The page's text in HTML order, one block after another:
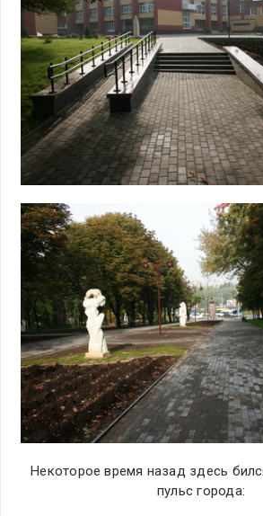
Некоторое время назад здесь
пульс города: